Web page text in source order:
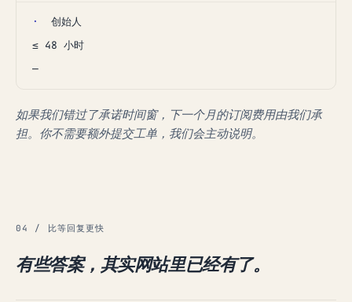
·
创始人
≤ 48 小时
—
如果我们错过了承诺时间窗，下一个月的订阅费用由我们承
担。你不需要额外提交工单，我们会主动说明。
04 / 比等回复更快
有些答案，其实网站里已经有了。